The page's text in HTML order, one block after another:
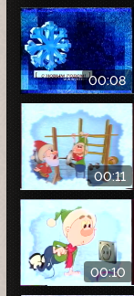
00:08
00:11
00:10